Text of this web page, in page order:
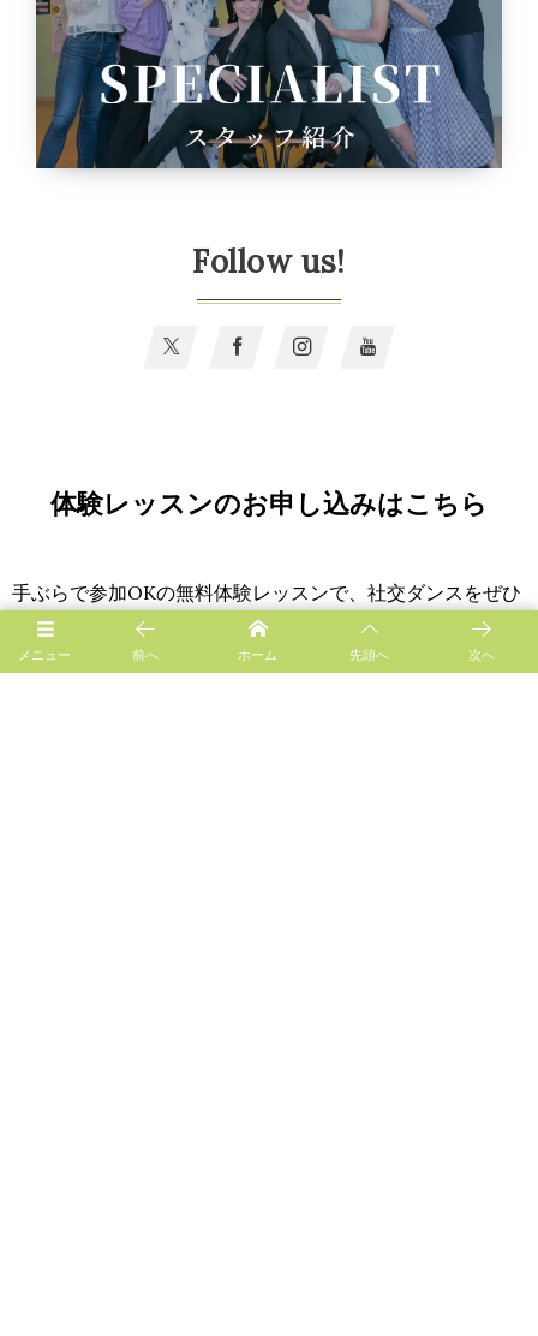
Follow us!
体験レッスンのお申し込みはこちら
手ぶらで参加OKの無料体験レッスンで、社交ダンスをぜひ
ご体験ください。
お気に入りの音楽や気の合う講師を探しながら、社交ダン
メニュー 前へ ホーム 先頭へ 次へ